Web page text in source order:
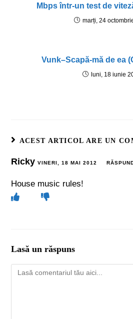
Mbps într-un test de
marți, 24
Vunk–Scapă-mă de ea
luni, 18 iunie
ACEST ARTICOL ARE UN
RickyVINERI, 18 MAI 2012
House music rules!
Lasă un răspuns